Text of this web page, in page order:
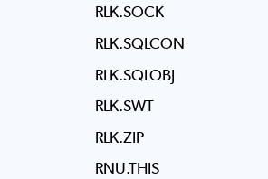
RLK.SOCK
RLK.SQLCON
RLK.SQLOBJ
RLK.SWT
RLK.ZIP
RNU.THIS